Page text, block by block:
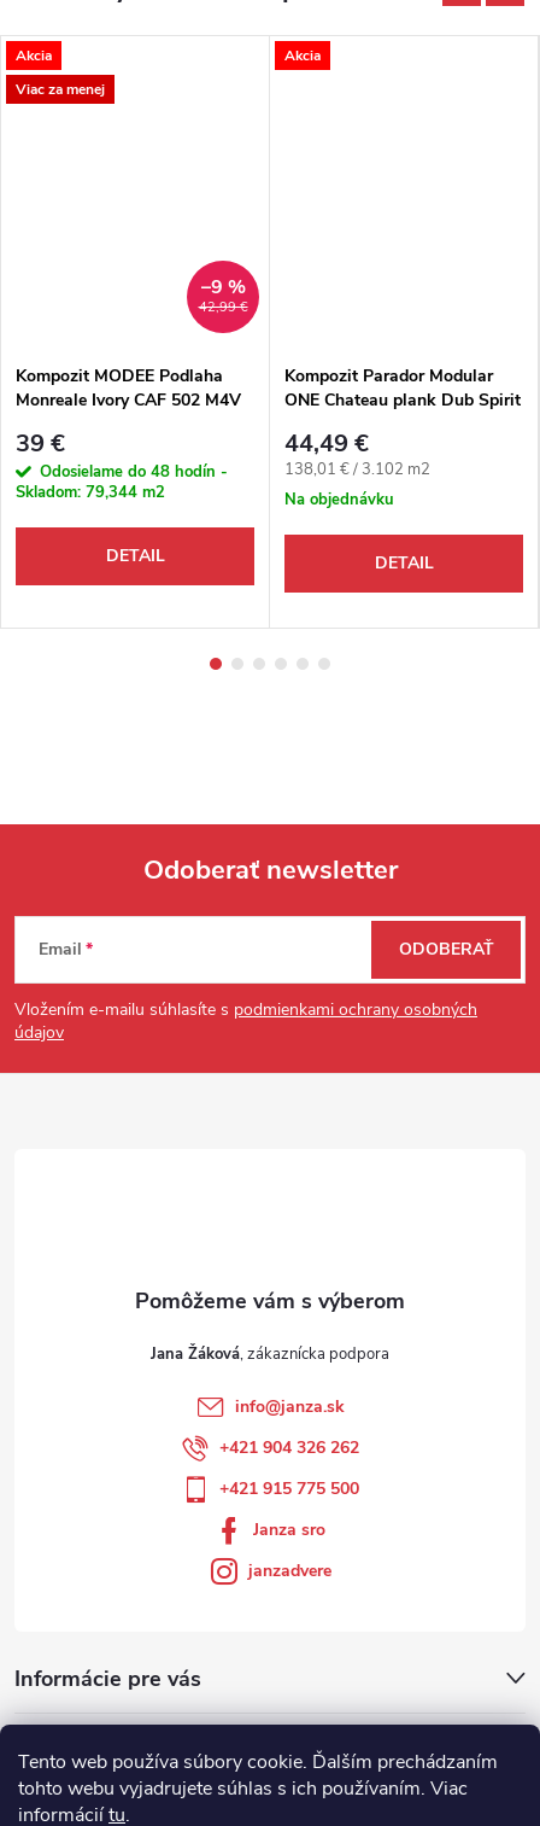
Tento web používa súbory cookie. Ďalším prechádzaním
tohto webu vyjadrujete súhlas s ich používaním. Viac
informáciítu.
Akcia
Viac za menej
42,99 €
–9 %
Kompozit MODEE Podlaha
Monreale Ivory CAF 502 M4V
39 €
Odosielame do 48 hodín -
Skladom: 79,344 m2
DETAIL
Akcia
Kompozit Parador Modular
ONE Chateau plank Dub Spirit
44,49 €
Jednotková cena:
138,01 € / 3.102 m2
Na objednávku
DETAIL
Zápätie
Odoberať newsletter
Email
Vložením e-mailu súhlasíte s podmienkami ochrany osobných
údajov
ODOBERAŤ
Informácie pre vás
Jana Žáková
info@janza.sk
+421 904 326 262
+421 915 775 500
Janza sro
janzadvere